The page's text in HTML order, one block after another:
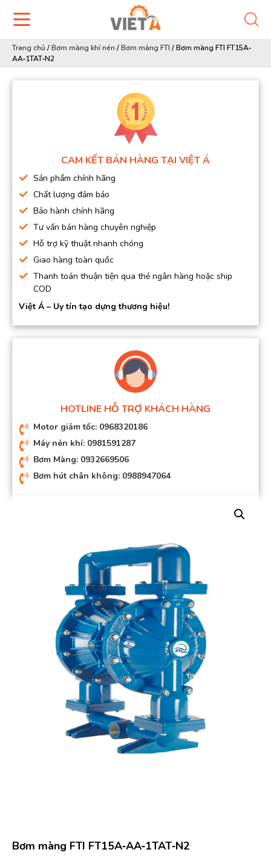
Trang chủ /Bơm màng khí nén /Bơm màng FTI /Bơm màng FTI FT15A‐
AA‐1TAT‐N2
CAM KẾT BÁN HÀNG TẠI VIỆT Á
Sản phẩm chính hãng
Chất lượng đảm bảo
Bảo hành chính hãng
Tư vấn bán hàng chuyên nghiệp
Hỗ trợ kỹ thuật nhanh chóng
Giao hàng toàn quốc
Thanh toán thuận tiện qua thẻ ngân hàng hoặc ship
COD
Việt Á – Uy tín tạo dựng thương hiệu!
HOTLINE HỖ TRỢ KHÁCH HÀNG
Motor giảm tốc: 0968320186
Máy nén khí: 0981591287
Bơm Màng: 0932669506
Bơm hút chân không: 0988947064
Bơm màng FTI FT15A‐AA‐1TAT‐N2